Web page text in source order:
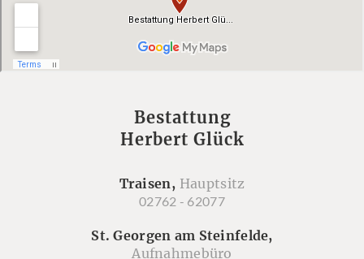
Bestattung
Herbert Glück
Traisen, Hauptsitz
02762 - 62077
St. Georgen am Steinfelde,
Aufnahmebüro